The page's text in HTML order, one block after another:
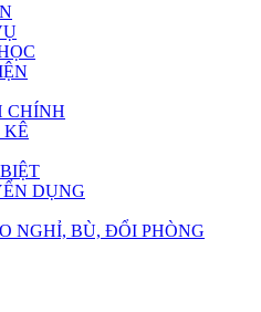
CHÍNH
KÊ
DỤNG
NGHỈ, BÙ, ĐỔI PHÒNG